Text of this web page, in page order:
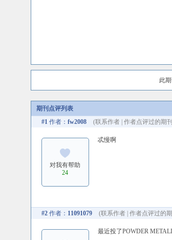
此
期刊点评列表
#1作者： fw2008 (联系作者| 作者点评过的期刊
对我有帮助
24
忒慢啊
#2作者： 11091079 (联系作者| 作者点评过的
最近投了POWDER